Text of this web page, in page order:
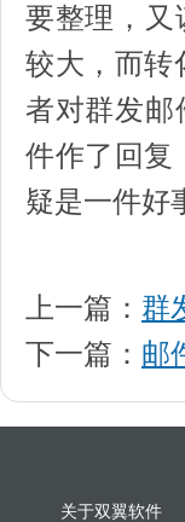
要整理，又
较大，而转
者对群发邮
件作了回复
疑是一件好
上一篇： 群
下一篇： 邮
关于双翼软件